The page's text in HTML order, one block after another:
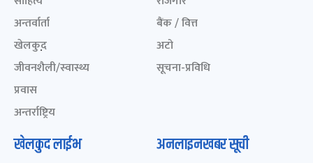
अन्तर्वार्ता
खेलकुद़़
जीवनशैली/स्वास्थ्य
प्रवास
अन्तर्राष्ट्रिय
बैंक / वित्त
अटो
सूचना-प्रविधि
खेलकुद लाईभ अनलाइनखबर सूची